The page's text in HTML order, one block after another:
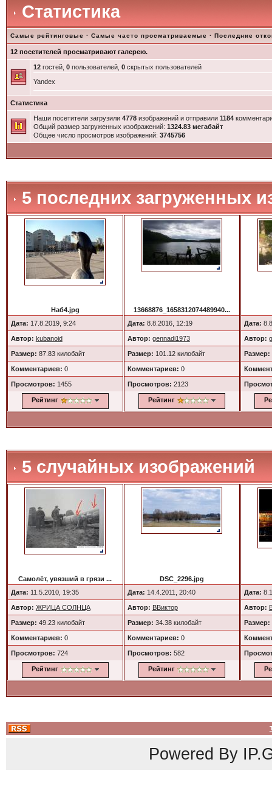
Статистика
Самые рейтинговые · Самые часто просматриваемые · Последние
12 посетителей просматривают галерею.
12гостей, 0пользователей, 0скрытых пользователей
Yandex
Статистика
Наши посетители загрузили 4778изображений и отправили 1184
Общий размер загруженных изображений: 1324.83 мегабайт
Общее число просмотров изображений: 3745756
5 последних загруженных
Наб4.jpg
Дата: 17.8.2019, 9:24
Автор: kubanoid
Размер: 87.83 килобайт
Комментариев: 0
Просмотров: 1455
Рейтинг
13668876_1658312074489940...
Дата: 8.8.2016, 12:19
Автор: gennadi1973
Размер: 101.12 килобайт
Комментариев: 0
Просмотров: 2123
Рейтинг
Дата:
Автор:
Размер:
5 случайных изображений
Cамолёт, увязший в грязи ...
Дата: 11.5.2010, 19:35
Автор: ЖРИЦА СОЛНЦА
Размер: 49.23 килобайт
Комментариев: 0
Просмотров: 724
Рейтинг
DSC_2296.jpg
Дата: 14.4.2011, 20:40
Автор: ВВиктор
Размер: 34.38 килобайт
Комментариев: 0
Просмотров: 582
Рейтинг
Дата:
Автор:
Размер:
Powered By